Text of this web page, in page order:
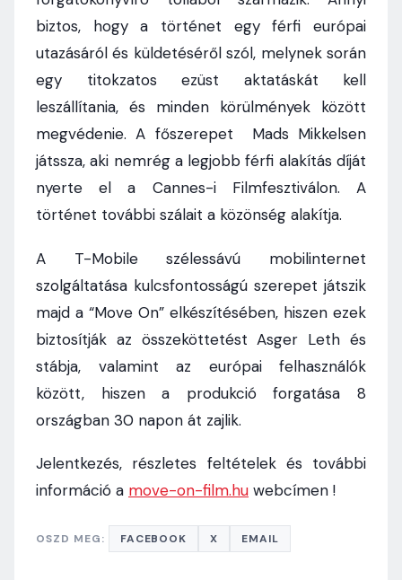
biztos, hogy a történet egy férfi európai
utazásáról és küldetéséről szól, melynek során
egy titokzatos ezüst aktatáskát kell
leszállítania, és minden körülmények között
megvédenie. A főszerepet Mads Mikkelsen
játssza, aki nemrég a legjobb férfi alakítás díját
nyerte el a Cannes-i Filmfesztiválon. A
történet további szálait a közönség alakítja.
A T-Mobile szélessávú mobilinternet
szolgáltatása kulcsfontosságú szerepet játszik
majd a “Move On” elkészítésében, hiszen ezek
biztosítják az összeköttetést Asger Leth és
stábja, valamint az európai felhasználók
között, hiszen a produkció forgatása 8
országban 30 napon át zajlik.
Jelentkezés, részletes feltételek és további
információ a move-on-film.hu webcímen !
OSZD MEG: FACEBOOK X EMAIL